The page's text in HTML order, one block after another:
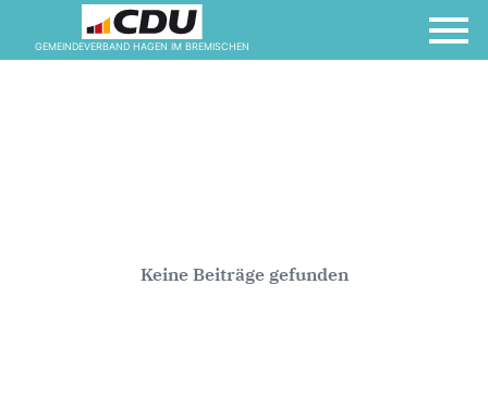
GEMEINDEVERBAND HAGEN IM BREMISCHEN
Keine Beiträge gefunden